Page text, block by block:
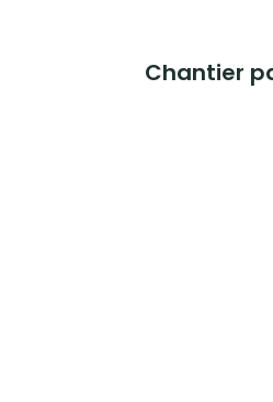
Chantier